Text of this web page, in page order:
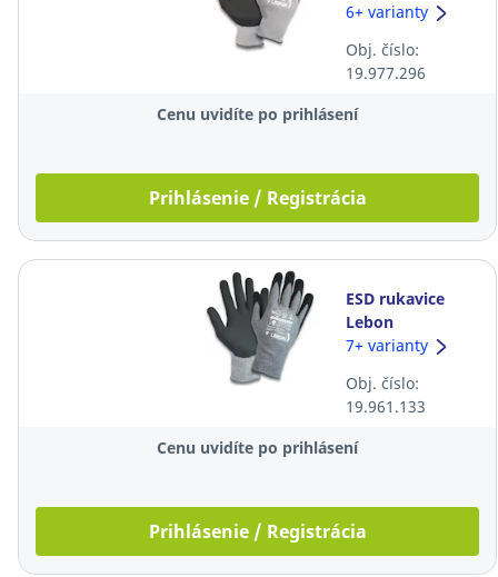
UltraTouch®SD,
10 párov
6+ varianty
Obj. číslo:
19.977.296
Cenu uvidíte po prihlásení
Prihlásenie / Registrácia
ESD rukavice
Lebon
SkinTouch®,
10 párov
7+ varianty
Obj. číslo:
19.961.133
Cenu uvidíte po prihlásení
Prihlásenie / Registrácia